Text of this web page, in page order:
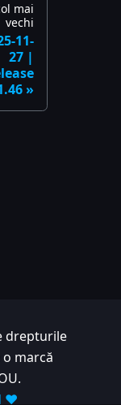
mai
vechi
11-
27 |
drepturile
o marcă
❤️